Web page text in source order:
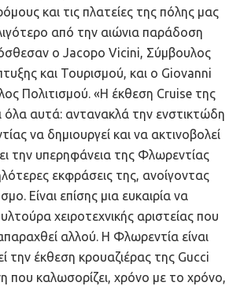
και τις πλατείες της πόλης μας
από την αιώνια παράδοση
ο Jacopo Vicini, Σύμβουλος
και Τουρισμού, και ο Giovanni
Πολιτισμού. «Η έκθεση Cruise της
όλα αυτά: αντανακλά την ενστικτώδη
να δημιουργεί και να ακτινοβολεί
την υπερηφάνεια της Φλωρεντίας
εκφράσεις της, ανοίγοντας
Είναι επίσης μια ευκαιρία να
χειροτεχνικής αριστείας που
αλλού. Η Φλωρεντία είναι
την έκθεση κρουαζιέρας της Gucci
που καλωσορίζει, χρόνο με το χρόνο,